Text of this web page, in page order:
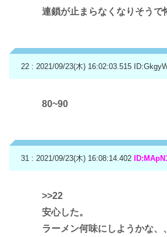
連鎖が止まらなくなりそうで
22 : 2021/09/23(木) 16:02:03.515
80~90
31 : 2021/09/23(木) 16:08:14.402
>>22
安心した。
ラーメン何味にしようかな、、